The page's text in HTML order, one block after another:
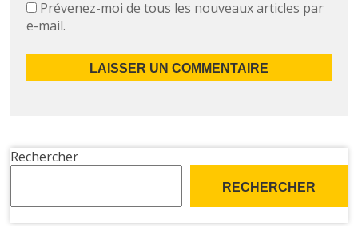
Prévenez-moi de tous les nouveaux articles par
e-mail.
Rechercher
RECHERCHER